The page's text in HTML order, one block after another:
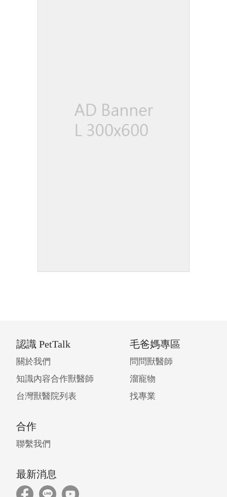
認識 PetTalk
關於我們
知識內容合作獸醫師
台灣獸醫院列表
毛爸媽專區
問問獸醫師
溜寵物
找專業
合作
聯繫我們
最新消息